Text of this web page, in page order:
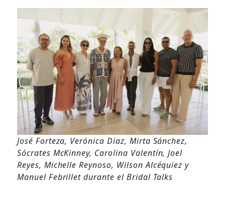
José Forteza, Verónica Diaz, Mirta Sánchez,
Sócrates McKinney, Carolina Valentín, Joel
Reyes, Michelle Reynoso, Wilson Alcéquiez y
Manuel Febrillet durante el Bridal Talks